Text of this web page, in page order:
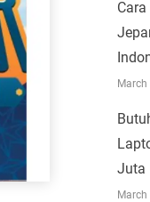
March
Juta
March